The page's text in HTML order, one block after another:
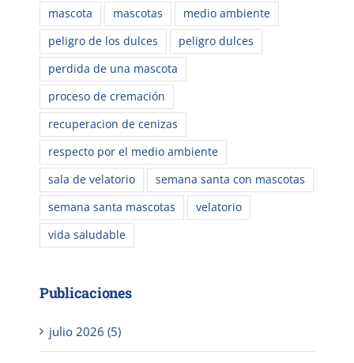
mascota
mascotas
medio ambiente
peligro de los dulces
peligro dulces
perdida de una mascota
proceso de cremación
recuperacion de cenizas
respecto por el medio ambiente
sala de velatorio
semana santa con mascotas
semana santa mascotas
velatorio
vida saludable
Publicaciones
julio 2026 (5)